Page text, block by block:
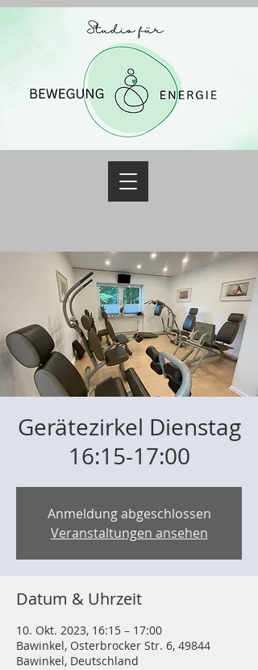
Gerätezirkel Dienstag
16:15-17:00
Anmeldung abgeschlossen
Veranstaltungen ansehen
Datum & Uhrzeit
10. Okt. 2023, 16:15 – 17:00
Bawinkel, Osterbrocker Str. 6, 49844
Bawinkel, Deutschland